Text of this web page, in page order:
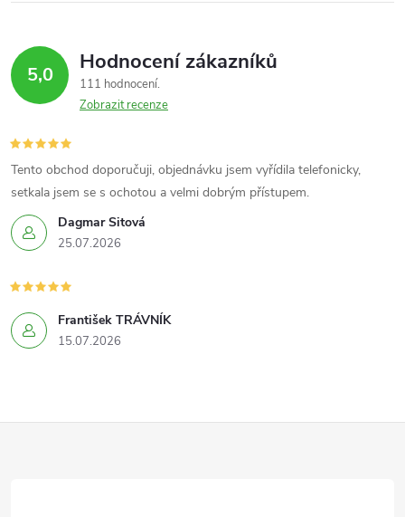
5,0 Hodnocení zákazníků
111 hodnocení
Zobrazit recenze
Dagmar Sitová
25.07.2026
Tento obchod doporučuji, objednávku jsem vyřídila telefonicky,
setkala jsem se s ochotou a velmi dobrým přístupem.
František TRÁVNÍK
15.07.2026